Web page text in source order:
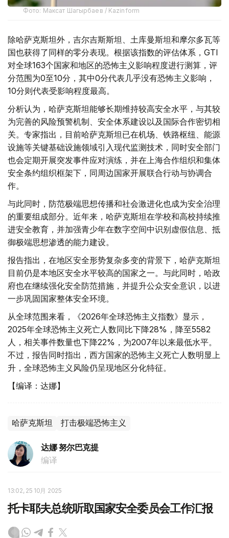
Фото: Максат Шагырбаев / Kazinform
除哈萨克斯坦外，吉尔吉斯斯坦、土库曼斯坦和摩尔多瓦等
国也获得了同样的零分表现。根据该指数的评估体系，GTI
对全球163个国家和地区的恐怖主义影响程度进行测算，评
分范围为0至10分，其中0分代表几乎没有恐怖主义影响，
10分则代表受影响程度最高。
分析认为，哈萨克斯坦能够长期维持较高安全水平，与其较
为完善的风险预警机制、安全体系建设以及国际合作密切相
关。专家指出，目前哈萨克斯坦已在机场、铁路枢纽、能源
设施等关键基础设施领域引入现代监测技术，同时安全部门
也会定期开展突发事件应对演练，并在上海合作组织和集体
安全条约组织框架下，同周边国家开展联合行动与协调合
作。
与此同时，防范极端思想传播和社会激进化也成为安全治理
的重要组成部分。近年来，哈萨克斯坦在学校和高校持续推
进安全教育，并加强青少年在数字空间中识别虚假信息、抵
御极端思想渗透的能力建设。
报告指出，在地区安全形势复杂多变的背景下，哈萨克斯坦
目前仍是本地区安全水平较高的国家之一。与此同时，哈政
府也在继续强化安全防范措施，并提升公众安全意识，以进
一步巩固国家整体安全环境。
从全球范围来看，《2026年全球恐怖主义指数》显示，
2025年全球恐怖主义死亡人数同比下降28%，降至5582
人，相关事件数量也下降22%，为2007年以来最低水平。
不过，报告同时指出，西方国家的恐怖主义死亡人数明显上
升，全球恐怖主义风险仍呈现地区分化特征。
【编译：达娜】
哈萨克斯坦 打击极端恐怖主义
达娜 努尔巴克提
编译
13:02, 25 10月 2025
托卡耶夫总统听取国家安全委员会工作汇报